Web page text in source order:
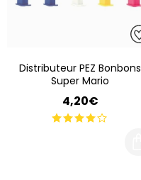
Distributeur PEZ Bonbons
Super Mario
4,20€